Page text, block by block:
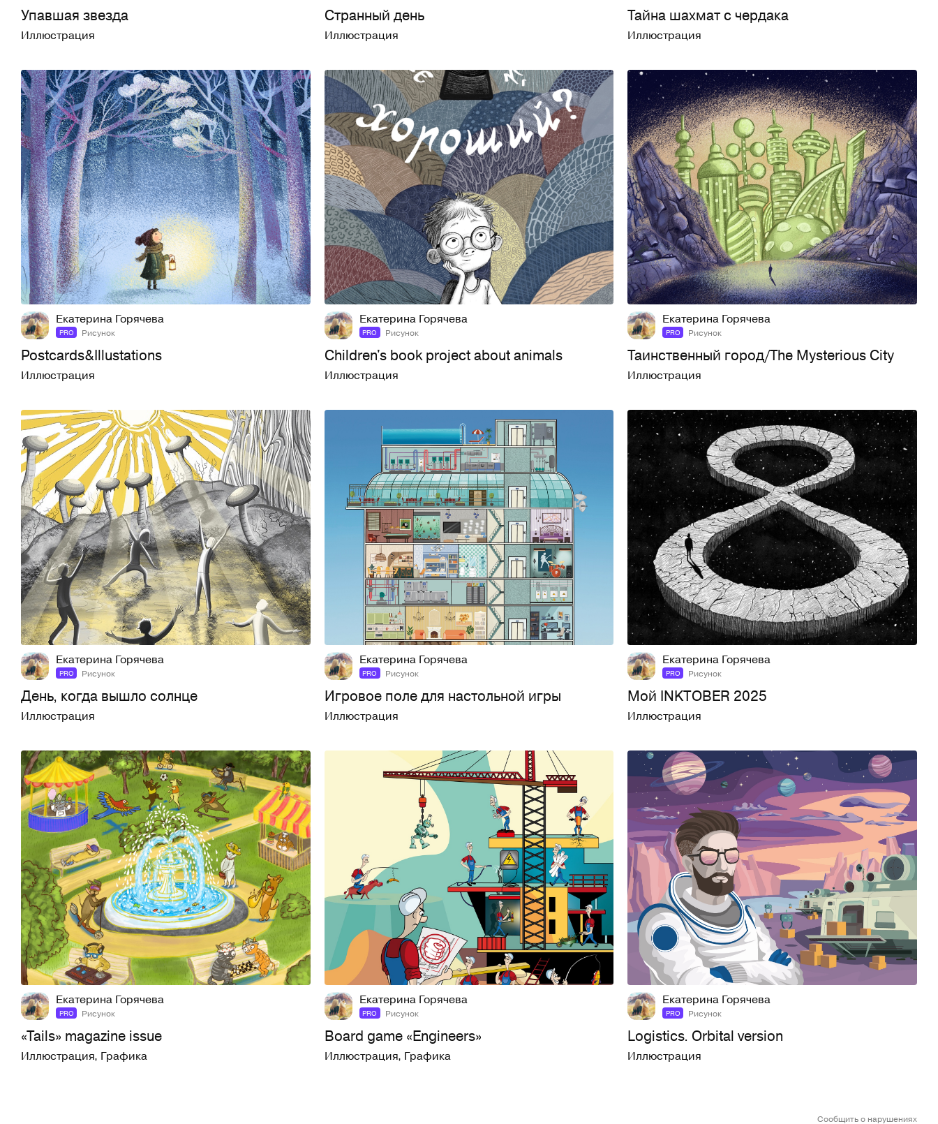
Упавшая звезда
Иллюстрация
Странный день
Иллюстрация
Тайна шахмат с чердака
Иллюстрация
39 176
Екатерина Горячева
PRO Рисунок
Postcards&Illustations
Иллюстрация
25 114
Екатерина Горячева
PRO Рисунок
Сhildren's book project about animals
Иллюстрация
13 93
Екатерина Горячева
PRO Рисунок
Таинственный город/The Mysterious City
Иллюстрация
4 78
Екатерина Горячева
PRO Рисунок
День, когда вышло солнце
Иллюстрация
10
Екатерина Горячева
PRO Рисунок
Игровое поле для настольной игры
Иллюстрация
19 181
Екатерина Горячева
PRO Рисунок
Мой INKTOBER 2025
Иллюстрация
14 145
Екатерина Горячева
PRO Рисунок
«Tails» magazine issue
Иллюстрация, Графика
11 125
Екатерина Горячева
PRO Рисунок
Board game «Engineers»
Иллюстрация, Графика
8 132
Екатерина Горячева
PRO Рисунок
Logistics. Orbital version
Иллюстрация
Сообщить о нарушениях